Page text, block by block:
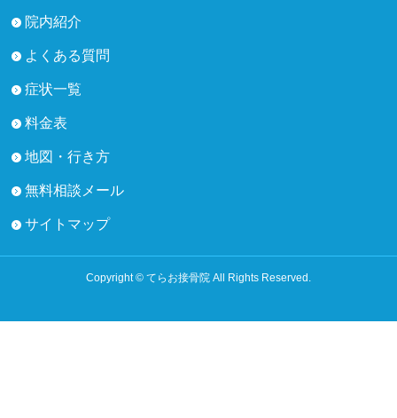
院内紹介
よくある質問
症状一覧
料金表
地図・行き方
無料相談メール
サイトマップ
Copyright © てらお接骨院 All Rights Reserved.